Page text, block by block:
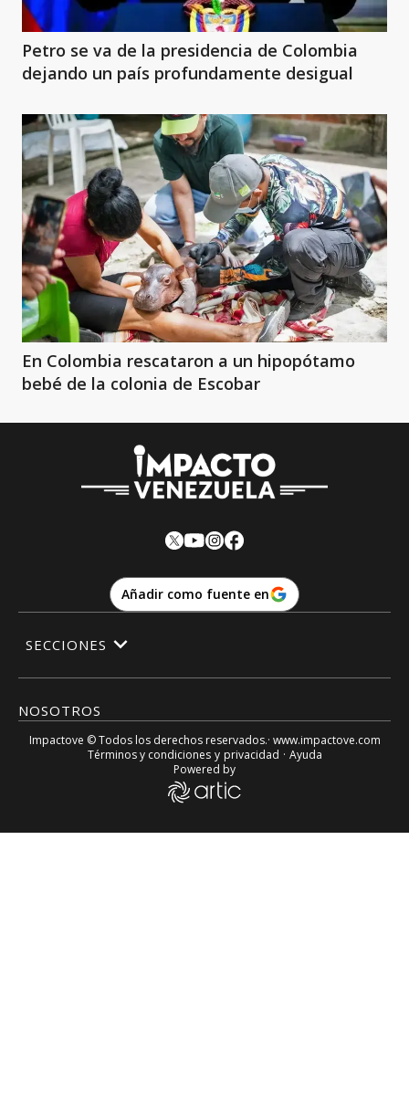
Petro se va de la presidencia de Colombia
dejando un país profundamente desigual
En Colombia rescataron a un hipopótamo
bebé de la colonia de Escobar
Añadir como fuente en
NOSOTROS
SECCIONES
Impactove © Todos los derechos reservados.· www.impactove.com
Términos y condiciones y privacidad · Ayuda
Powered by